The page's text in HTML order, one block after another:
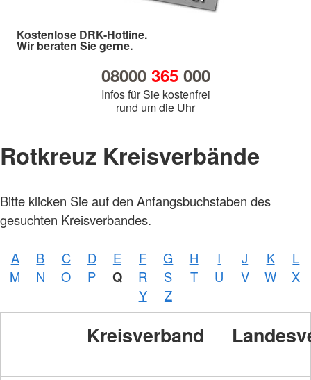
Kostenlose DRK-Hotline.
Wir beraten Sie gerne.
08000 365000
Infos für Sie kostenfrei
rund um die Uhr
Rotkreuz Kreisverbände
Bitte klicken Sie auf den Anfangsbuchstaben des
gesuchten Kreisverbandes.
A B C D E F G H I J K
L
M
N O P Q R S T U V W
X
Y
Z
Kreisverband